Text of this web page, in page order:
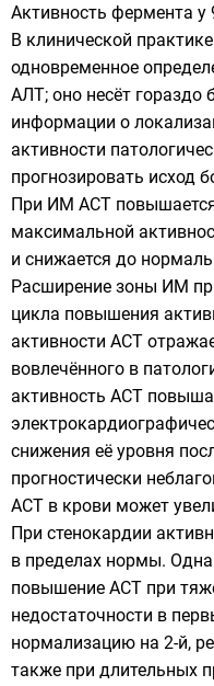
Активность фермента
В клинической
одновременное
АЛТ; оно несёт гораздо
информации о
активности
прогнозировать исход
При ИМ АСТ
максимальной
и снижается до
Расширение зоны ИМ
цикла повышения
активности АСТ
вовлечённого в
активность АСТ
снижения её уровня
прогностически
АСТ в крови может
При стенокардии
в пределах нормы.
повышение АСТ при
недостаточности в
нормализацию на 2-й,
также при длительных